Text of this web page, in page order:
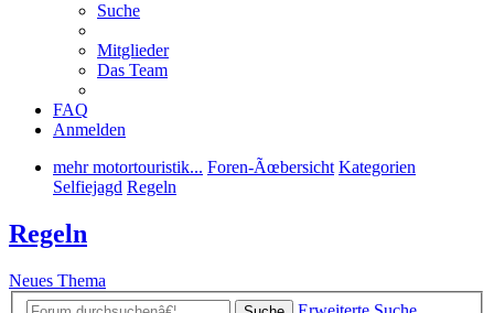
Suche
Mitglieder
Das Team
FAQ
Anmelden
mehr motortouristik... Foren-Ãœbersicht Kategorien
Selfiejagd Regeln
Regeln
Neues Thema